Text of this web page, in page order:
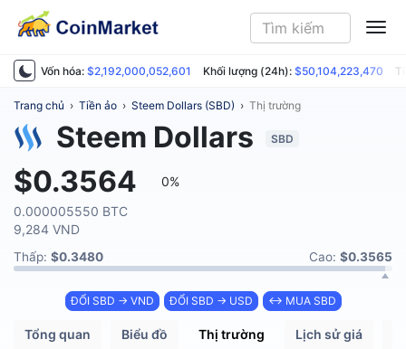
Vốn hóa: $2,192,000,052,601 Khối lượng (24h): $50,104,223,470
Trang chủ › Tiền ảo › Steem Dollars (SBD) › Thị trường
Steem Dollars SBD
$0.3564
0%
0.000005550 BTC
9,284 VND
Thấp: $0.3480 Cao: $0.3565
ĐỔI SBD → VND ĐỔI SBD → USD ↔ MUA SBD
Tổng quan Biểu đồ Thị trường Lịch sử giá